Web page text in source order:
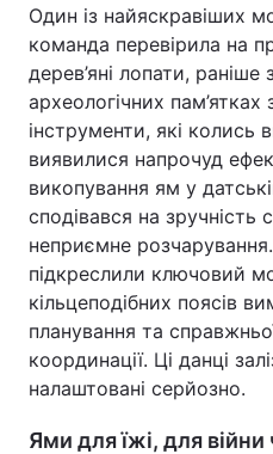
Один із найяскравіших
команда перевірила на
дерев’яні лопати, раніше
археологічних пам’ятках
інструменти, які колись
виявилися напрочуд
викопування ям у
сподівався на зручність
неприємне
підкреслили ключовий
кільцеподібних поясів
планування та
координації. Ці данці
налаштовані серйозно.
Ями для їжі, для війни